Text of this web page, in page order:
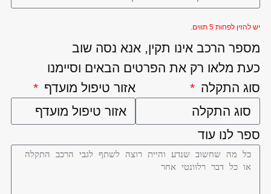
יש להזין לפחות 5 תווים.
מספר הרכב אינו תקין, אנא נסה שוב
כעת מלאו רק את הפרטים הבאים וסיימנו
סוג התקלה
אזור טיפול מועדף
ספר לנו עוד